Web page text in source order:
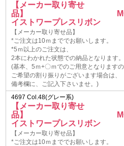
【メーカー取り寄せ
品】
イストワープレスリボン
【メーカー取り寄せ品】
*ご注文は10ｍまででお願いします。
*5ｍ以上のご注文は、
2本にわかれた状態での納品となります。
(基本、5ｍ+〇ｍでのご用意となります
ご希望の割り振りがございます場合は、
備考欄に、ご記入下さいませ。)
4697 Col.48(グレー系)
【メーカー取り寄せ
品】
イストワープレスリボン
【メーカー取り寄せ品】
*ご注文は10ｍまででお願いします。